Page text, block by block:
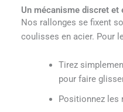
Un mécanisme discret et
Nos rallonges se fixent
coulisses en acier. Pour
Tirez
pour faire
Positionnez les